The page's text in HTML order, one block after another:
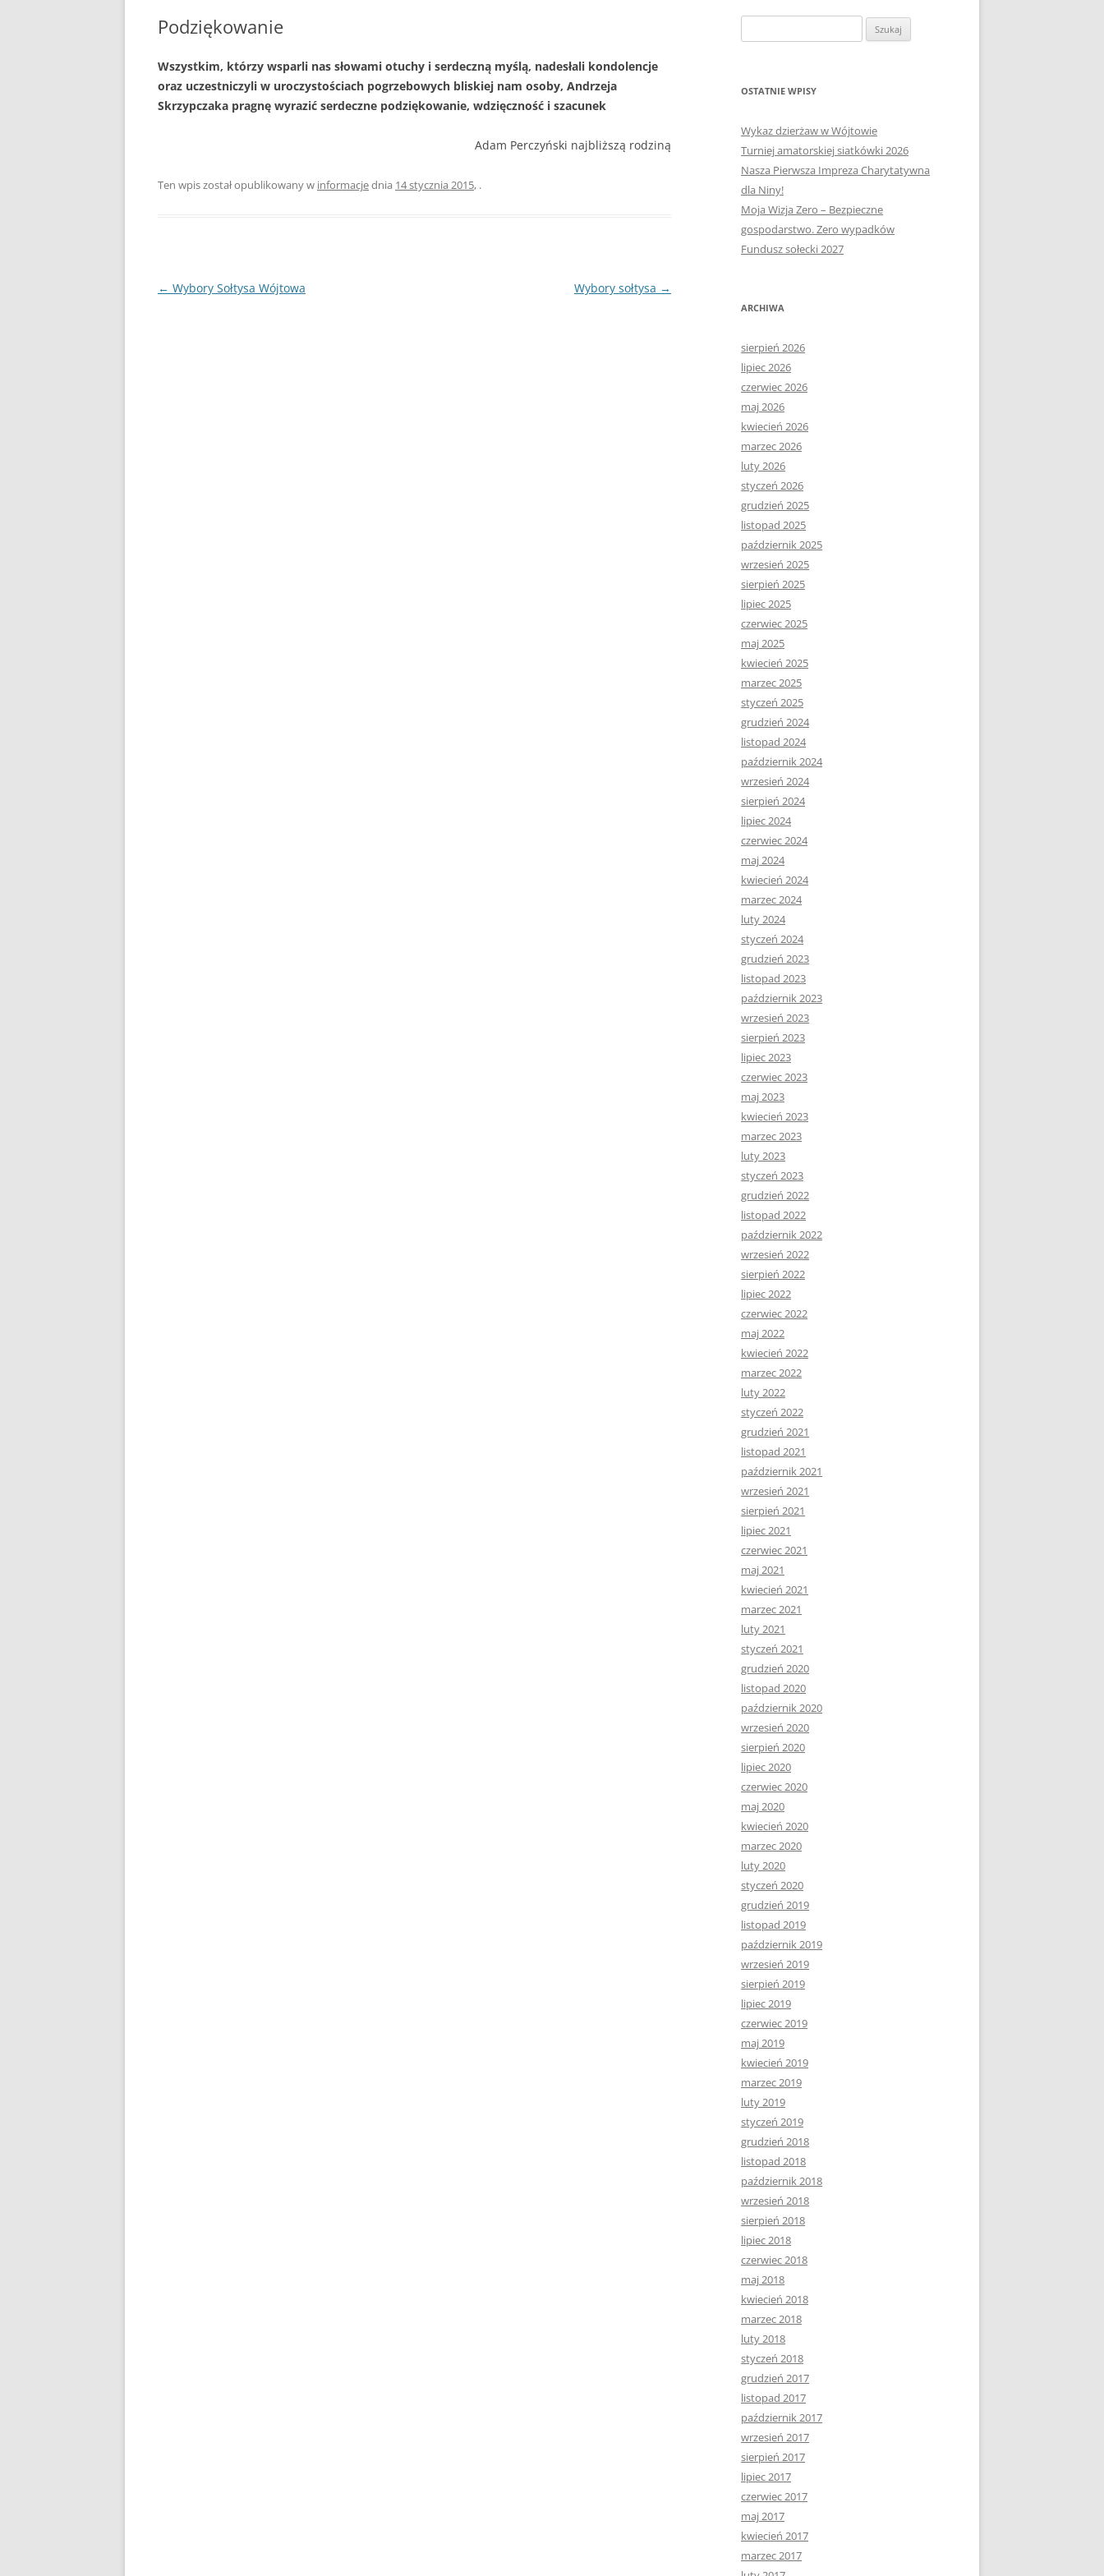
ZAKŁAD USŁUG KOMUNALNYCH
ODKRYTE
KOŚCIUSZKOWCY Z WÓJTOWA
POJECHALIŚMY
E-MAPA BARCZEWA
SOŁECTWO NIKIELKOWO
Podziękowanie
Wszystkim, którzy wsparli nas słowami otuchy i serdeczną myślą, nadesłali kondolencje
oraz uczestniczyli w uroczystościach pogrzebowych bliskiej nam osoby, Andrzeja
Skrzypczaka pragnę wyrazić serdeczne podziękowanie, wdzięczność i szacunek
Adam Perczyński najbliższą rodziną
Ten wpis został opublikowany w informacjednia 14 stycznia 2015, .
Nawigacja
← Wybory Sołtysa Wójtowa Wybory sołtysa →
OSTATNIE WPISY
Wykaz dzierżaw w Wójtowie
Turniej amatorskiej siatkówki 2026
Nasza Pierwsza Impreza Charytatywna
dla Niny!
Moja Wizja Zero – Bezpieczne
gospodarstwo. Zero wypadków
Fundusz sołecki 2027
ARCHIWA
sierpień 2026
lipiec 2026
czerwiec 2026
maj 2026
kwiecień 2026
marzec 2026
luty 2026
styczeń 2026
grudzień 2025
listopad 2025
październik 2025
wrzesień 2025
sierpień 2025
lipiec 2025
czerwiec 2025
maj 2025
kwiecień 2025
marzec 2025
styczeń 2025
grudzień 2024
listopad 2024
październik 2024
wrzesień 2024
sierpień 2024
lipiec 2024
czerwiec 2024
maj 2024
kwiecień 2024
marzec 2024
luty 2024
styczeń 2024
grudzień 2023
listopad 2023
październik 2023
wrzesień 2023
sierpień 2023
lipiec 2023
czerwiec 2023
maj 2023
kwiecień 2023
marzec 2023
luty 2023
styczeń 2023
grudzień 2022
listopad 2022
październik 2022
wrzesień 2022
sierpień 2022
lipiec 2022
czerwiec 2022
maj 2022
kwiecień 2022
marzec 2022
luty 2022
styczeń 2022
grudzień 2021
listopad 2021
październik 2021
wrzesień 2021
sierpień 2021
lipiec 2021
czerwiec 2021
maj 2021
kwiecień 2021
marzec 2021
luty 2021
styczeń 2021
grudzień 2020
listopad 2020
październik 2020
wrzesień 2020
sierpień 2020
lipiec 2020
czerwiec 2020
maj 2020
kwiecień 2020
marzec 2020
luty 2020
styczeń 2020
grudzień 2019
listopad 2019
październik 2019
wrzesień 2019
sierpień 2019
lipiec 2019
czerwiec 2019
maj 2019
kwiecień 2019
marzec 2019
luty 2019
styczeń 2019
grudzień 2018
listopad 2018
październik 2018
wrzesień 2018
sierpień 2018
lipiec 2018
czerwiec 2018
maj 2018
kwiecień 2018
marzec 2018
luty 2018
styczeń 2018
grudzień 2017
listopad 2017
październik 2017
wrzesień 2017
sierpień 2017
lipiec 2017
czerwiec 2017
maj 2017
kwiecień 2017
marzec 2017